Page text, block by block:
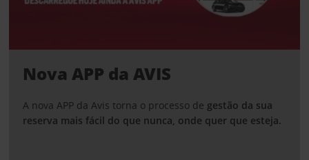
Nova APP da AVIS
A nova APP da Avis torna o processo de gestão da sua
reserva mais fácil do que nunca, onde quer que esteja.